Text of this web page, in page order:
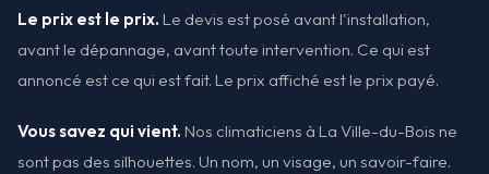
Le prix est le prix. Le devis est posé avant l'installation,
avant le dépannage, avant toute intervention. Ce qui est
annoncé est ce qui est fait. Le prix affiché est le prix payé.
Vous savez qui vient. Nos climaticiens à La Ville-du-Bois ne
sont pas des silhouettes. Un nom, un visage, un savoir-faire.